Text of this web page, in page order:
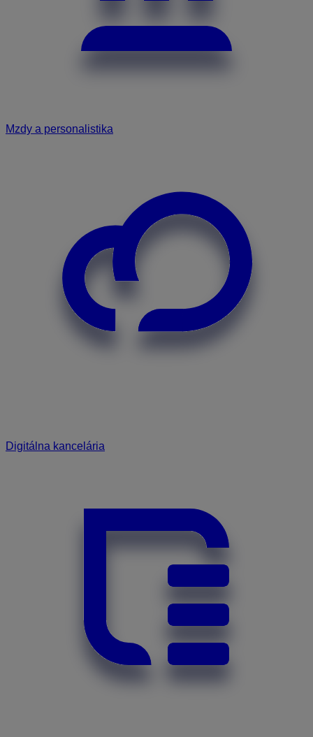
Mzdy a personalistika
Digitálna kancelária